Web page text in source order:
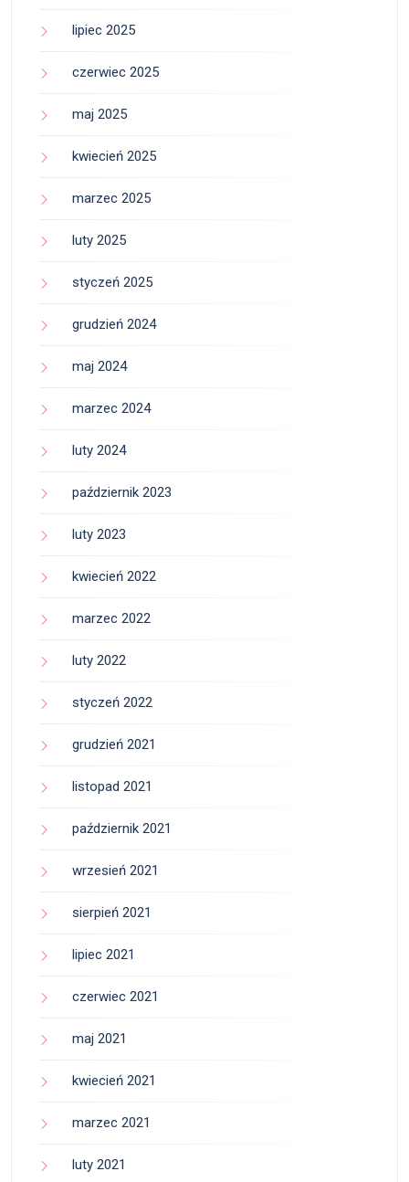
lipiec 2025
czerwiec 2025
maj 2025
kwiecień 2025
marzec 2025
luty 2025
styczeń 2025
grudzień 2024
maj 2024
marzec 2024
luty 2024
październik 2023
luty 2023
kwiecień 2022
marzec 2022
luty 2022
styczeń 2022
grudzień 2021
listopad 2021
październik 2021
wrzesień 2021
sierpień 2021
lipiec 2021
czerwiec 2021
maj 2021
kwiecień 2021
marzec 2021
luty 2021